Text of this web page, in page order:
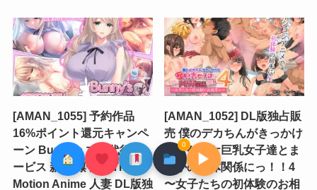
[AMAN_1055] 予約作品
16%ポイント還元キャンペ
ーン Bunny’s ママ代行サ
ービス 新宮 凛子編 The
Motion Anime 人妻 DL版独
[AMAN_1052] DL版独占販
売 僕のデカちんがきっかけ
でイケイケ巨乳女子達とま
さかの肉体関係にっ！！4
〜女子たちの初体験のお相
0
▶